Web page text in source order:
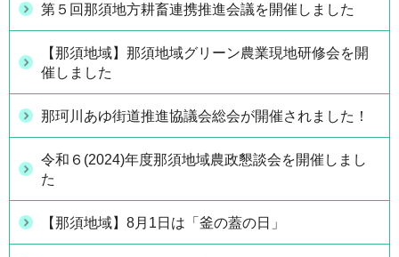
第５回那須地方耕畜連携推進会議を開催しました
【那須地域】那須地域グリーン農業現地研修会を開
催しました
那珂川あゆ街道推進協議会総会が開催されました！
令和６(2024)年度那須地域農政懇談会を開催しまし
た
【那須地域】8月1日は「釜の蓋の日」